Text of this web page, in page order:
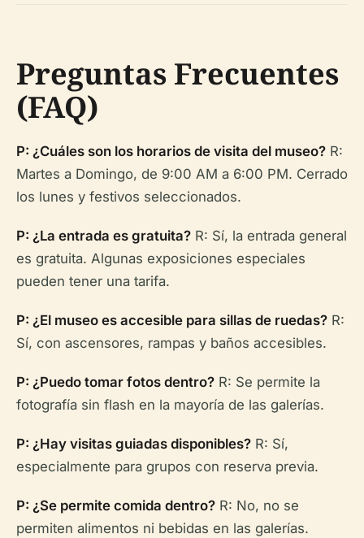
Preguntas Frecuentes
(FAQ)
P: ¿Cuáles son los horarios de visita del museo? R:
Martes a Domingo, de 9:00 AM a 6:00 PM. Cerrado
los lunes y festivos seleccionados.
P: ¿La entrada es gratuita? R: Sí, la entrada general
es gratuita. Algunas exposiciones especiales
pueden tener una tarifa.
P: ¿El museo es accesible para sillas de ruedas? R:
Sí, con ascensores, rampas y baños accesibles.
P: ¿Puedo tomar fotos dentro? R: Se permite la
fotografía sin flash en la mayoría de las galerías.
P: ¿Hay visitas guiadas disponibles? R: Sí,
especialmente para grupos con reserva previa.
P: ¿Se permite comida dentro? R: No, no se
permiten alimentos ni bebidas en las galerías.